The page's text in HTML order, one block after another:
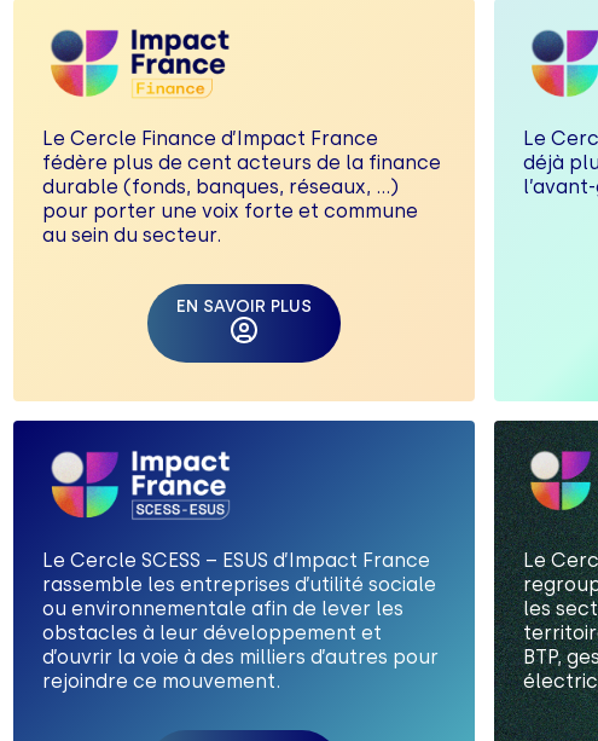
Le Cercle Finance d’Impact France
fédère plus de cent acteurs de la finance
durable (fonds, banques, réseaux, …)
pour porter une voix forte et commune
au sein du secteur.
EN SAVOIR PLUS
Le
déjà
Le Cercle SCESS – ESUS d’Impact France
rassemble les entreprises d’utilité sociale
ou environnementale afin de lever les
obstacles à leur développement et
d’ouvrir la voie à des milliers d’autres pour
rejoindre ce mouvement.
Le
les
BTP,